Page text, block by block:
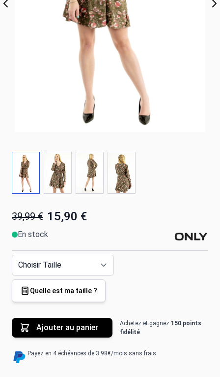
39,99 € 15,90 €
En stock
Quelle est ma taille ?
Ajouter au panier Achetez et gagnez 150 points
fidélité
Payez en 4 échéances de 3.98€/mois sans frais.